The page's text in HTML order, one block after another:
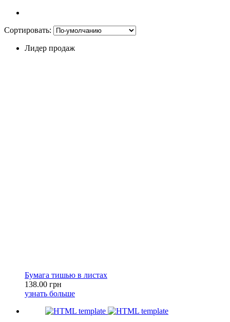
Сортировать:
Лидер продаж
Бумага тишью в листах
138.00 грн
узнать больше